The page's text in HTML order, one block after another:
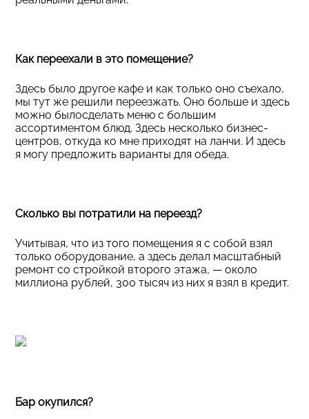
Как переехали в это помещение?
Здесь было другое кафе и как только оно съехало,
мы тут же решили переезжать. Оно больше и здесь
можно былосделать меню с большим
ассортиментом блюд. Здесь несколько бизнес-
центров, откуда ко мне приходят на ланчи. И здесь
я могу предложить варианты для обеда.
Сколько вы потратили на переезд?
Учитывая, что из того помещения я с собой взял
только оборудование, а здесь делал масштабный
ремонт со стройкой второго этажа, — около
миллиона рублей, 300 тысяч из них я взял в кредит.
Бар окупился?